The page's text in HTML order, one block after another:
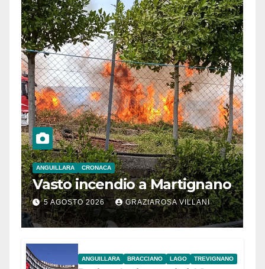
ANGUILLARA CRONACA
Vasto incendio a Martignano
5 AGOSTO 2026 GRAZIAROSA VILLANI
ANGUILLARA BRACCIANO LAGO TREVIGNANO